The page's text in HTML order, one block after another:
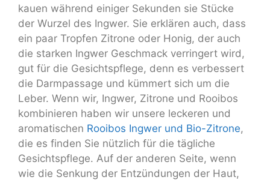
kauen während einiger Sekunden sie Stücke
der Wurzel des Ingwer. Sie erklären auch, dass
ein paar Tropfen Zitrone oder Honig, der auch
die starken Ingwer Geschmack verringert wird,
gut für die Gesichtspflege, denn es verbessert
die Darmpassage und kümmert sich um die
Leber. Wenn wir, Ingwer, Zitrone und Rooibos
kombinieren haben wir unsere leckeren und
aromatischen Rooibos Ingwer und Bio-Zitrone,
die es finden Sie nützlich für die tägliche
Gesichtspflege. Auf der anderen Seite, wenn
wie die Senkung der Entzündungen der Haut,